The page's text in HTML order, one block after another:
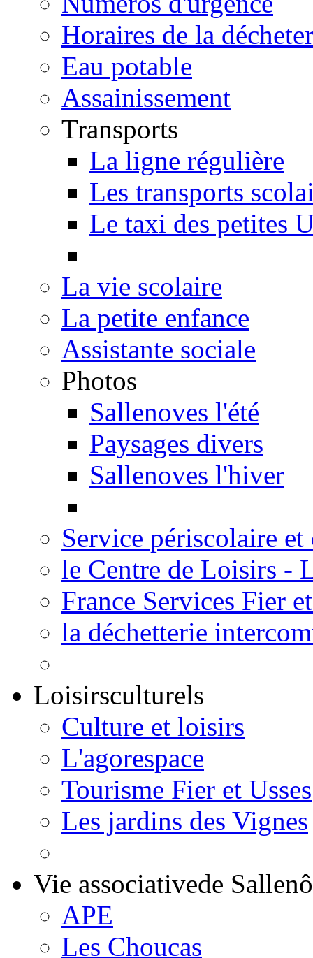
Horaires de la
Eau potable
Assainissement
Transports
La ligne régulière
Les transports
Le taxi des petites
La vie scolaire
La petite enfance
Assistante sociale
Photos
Sallenoves l'été
Paysages divers
Sallenoves l'hiver
Service périscolaire et
le Centre de Loisirs -
France Services Fier
la déchetterie
Loisirsculturels
Culture et loisirs
L'agorespace
Tourisme Fier et Usses
Les jardins des Vignes
Vie associativede
APE
Les Choucas